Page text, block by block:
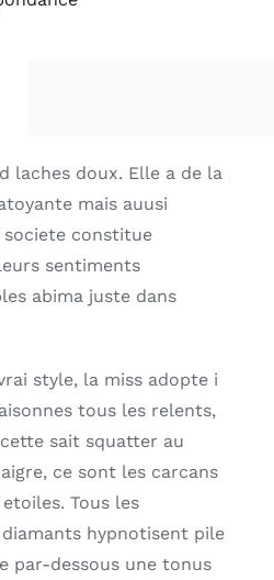
laches doux. Elle a de la
mais auusi
societe constitue
sentiments
abima juste dans
style, la miss adopte i
tous les relents,
sait squatter au
ce sont les carcans
Tous les
hypnotisent pile
par-dessous une tonus